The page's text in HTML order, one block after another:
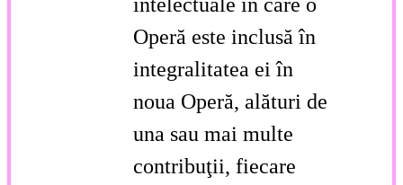
Operă este inclusă în
integralitatea ei în
noua Operă, alături de
una sau mai multe
contribuţii, fiecare